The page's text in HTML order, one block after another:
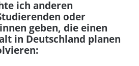
ich anderen
oder
geben, die einen
in Deutschland planen